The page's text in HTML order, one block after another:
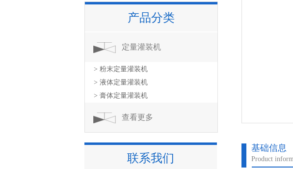
基础信息
Product
产品分类
定量灌装机
> 粉末定量灌装机
> 液体定量灌装机
> 膏体定量灌装机
查看更多
联系我们